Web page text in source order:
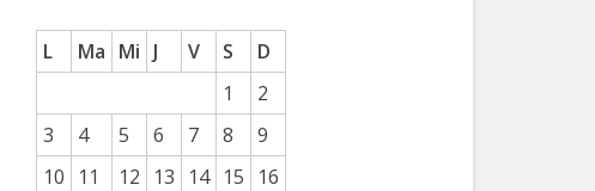
L Ma Mi J V S
D
1
2
3
4 5 6 7 8
9
10
11 12 13 14 15
16